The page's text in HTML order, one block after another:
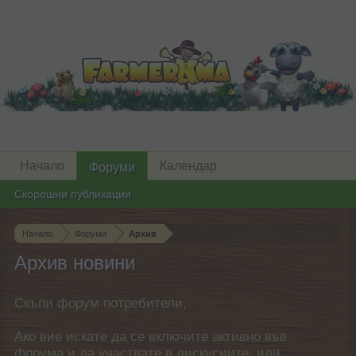
Начало Форуми Архив
Архив новини
Скъпи форум потребители,
Ако вие искате да се включите активно във
Начало Форуми
Скорошни публикации
Календар